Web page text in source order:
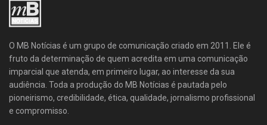
O MB Notícias é um grupo de comunicação criado em 2011. Ele é
fruto da determinação de quem acredita em uma comunicação
imparcial que atenda, em primeiro lugar, ao interesse da sua
audiência. Toda a produção do MB Notícias é pautada pelo
pioneirismo, credibilidade, ética, qualidade, jornalismo profissional
e compromisso.